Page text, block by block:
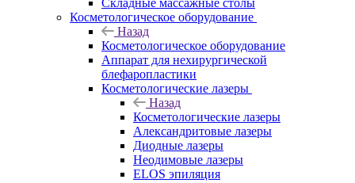
Складные массажные столы
Косметологическое оборудование
Назад
Косметологическое оборудование
Аппарат для нехирургической
блефаропластики
Косметологические лазеры
Назад
Косметологические лазеры
Александритовые лазеры
Диодные лазеры
Неодимовые лазеры
ELOS эпиляция